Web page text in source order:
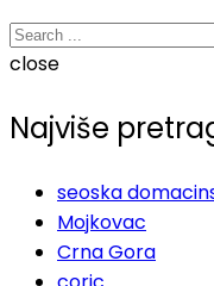
close
Najviše
seoska
Mojkovac
Crna Gora